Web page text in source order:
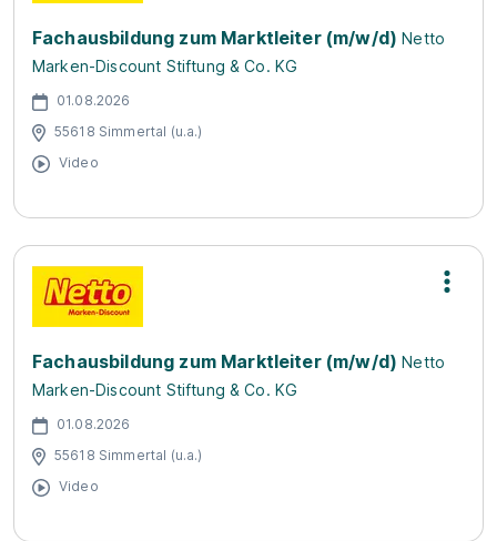
Fachausbildung zum Marktleiter (m/w/d) Netto
Marken-Discount Stiftung & Co. KG
01.08.2026
55618 Simmertal (u.a.)
Video
Fachausbildung zum Marktleiter (m/w/d) Netto
Marken-Discount Stiftung & Co. KG
01.08.2026
55618 Simmertal (u.a.)
Video